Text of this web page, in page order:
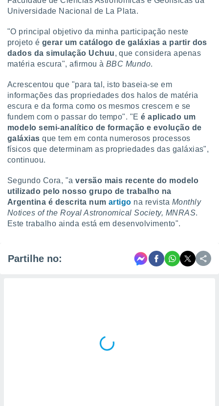
através
estudos
e
de
1199
Universidade Nacional de La Plata.
"O principal objetivo da minha participação neste
projeto é gerar um catálogo de galáxias a partir dos
dados da simulação Uchuu, que considera apenas
matéria escura", afirmou à BBC Mundo.
Acrescentou que "para tal, isto baseia-se em
informações das propriedades dos halos de matéria
escura e da forma como os mesmos crescem e se
fundem com o passar do tempo". "Eé aplicado um
modelo semi-analítico de formação e evolução de
galáxias que tem em conta numerosos processos
físicos que determinam as propriedades das galáxias",
continuou.
Segundo Cora, "a versão mais recente do modelo
utilizado pelo nosso grupo de trabalho na
Argentina é descrita num artigo na revista Monthly
Notices of the Royal Astronomical Society, MNRAS.
Este trabalho ainda está em desenvolvimento".
Partilhe no: